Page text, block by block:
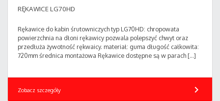
RĘKAWICE LG70HD
Rękawice do kabin śrutowniczych typ LG70HD: chropowata
powierzchnia na dłoni rękawicy pozwala polepszyć chwyt oraz
przedłuża żywotność rękwaicy. materiał: guma długość całkowita:
720mm średnica montażowa Rękawice dostępne są w parach […]
Zobacz szczegóły chevron_right